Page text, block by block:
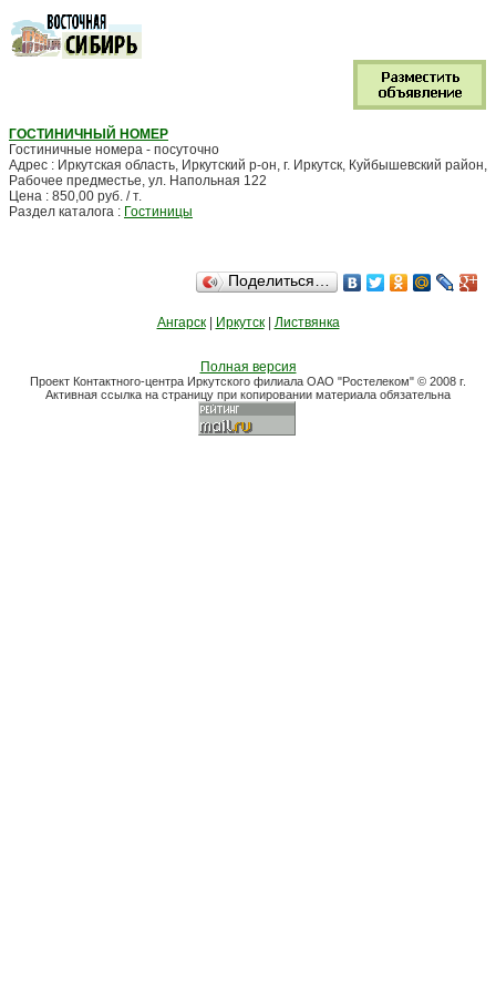
ГОСТИНИЧНЫЙ НОМЕР
Гостиничные номера - посуточно
Адрес : Иркутская область, Иркутский р-он, г. Иркутск, Куйбышевский район,
Рабочее предместье, ул. Напольная 122
Цена : 850,00 руб. / т.
Раздел каталога : Гостиницы
Поделиться…
Ангарск| Иркутск| Листвянка
Полная версия
Проект Контактного-центра Иркутского филиала ОАО "Ростелеком" © 2008 г.
Активная ссылка на страницу при копировании материала обязательна